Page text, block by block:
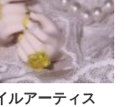
ルアーティス